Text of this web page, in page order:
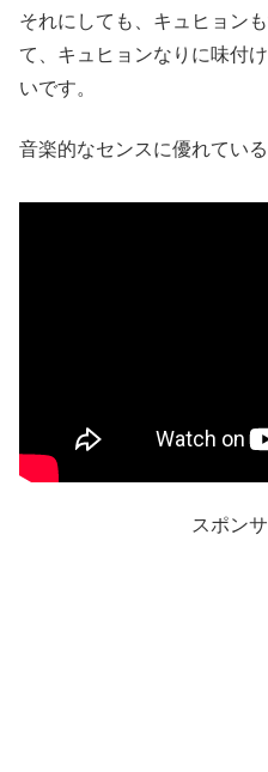
それにしても、キュヒョン
て、キュヒョンなりに味付
いです。
音楽的なセンスに優れている
スポン